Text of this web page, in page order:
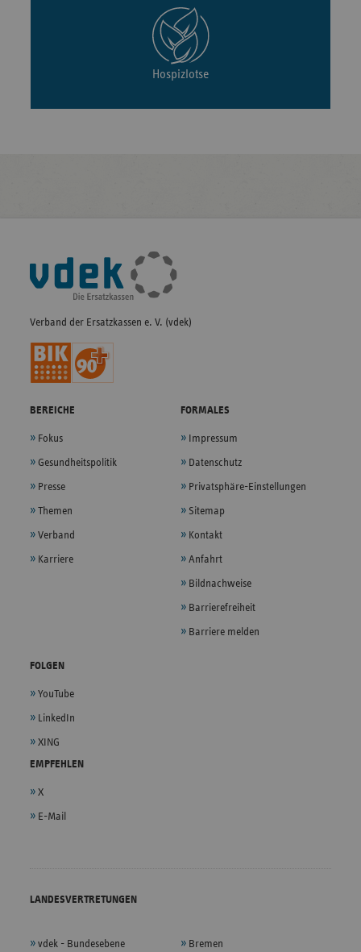
Hospizlotse
Fußleisten-
Navigation
Verband der Ersatzkassen e. V. (vdek)
BEREICHE
Fokus
Gesundheitspolitik
Presse
Themen
Verband
Karriere
FORMALES
Impressum
Datenschutz
Privatsphäre-Einstellungen
Sitemap
Kontakt
Anfahrt
Bildnachweise
Barrierefreiheit
Barriere melden
FOLGEN
YouTube
LinkedIn
XING
EMPFEHLEN
X
E-Mail
LANDESVERTRETUNGEN
vdek - Bundesebene Bremen